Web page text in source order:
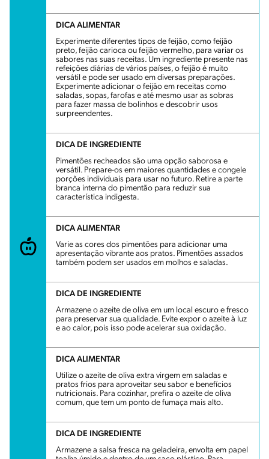
DICA ALIMENTAR
Experimente diferentes tipos de feijão, como feijão
preto, feijão carioca ou feijão vermelho, para variar os
sabores nas suas receitas. Um ingrediente presente nas
refeições diárias de vários países, o feijão é muito
versátil e pode ser usado em diversas preparações.
Experimente adicionar o feijão em receitas como
saladas, sopas, farofas e até mesmo usar as sobras
para fazer massa de bolinhos e descobrir usos
surpreendentes.
DICA DE INGREDIENTE
Pimentões recheados são uma opção saborosa e
versátil. Prepare-os em maiores quantidades e congele
porções individuais para usar no futuro. Retire a parte
branca interna do pimentão para reduzir sua
característica indigesta.
DICA ALIMENTAR
Varie as cores dos pimentões para adicionar uma
apresentação vibrante aos pratos. Pimentões assados
também podem ser usados em molhos e saladas.
DICA DE INGREDIENTE
Armazene o azeite de oliva em um local escuro e fresco
para preservar sua qualidade. Evite expor o azeite à luz
e ao calor, pois isso pode acelerar sua oxidação.
DICA ALIMENTAR
Utilize o azeite de oliva extra virgem em saladas e
pratos frios para aproveitar seu sabor e benefícios
nutricionais. Para cozinhar, prefira o azeite de oliva
comum, que tem um ponto de fumaça mais alto.
DICA DE INGREDIENTE
Armazene a salsa fresca na geladeira, envolta em papel